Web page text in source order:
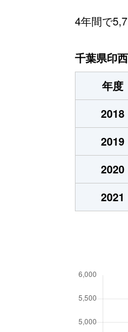
4年間で
千葉県印
年度
2018
2019
2020
2021